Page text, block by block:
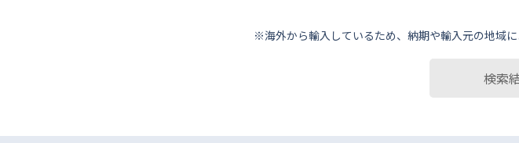
※海外から輸⼊しているため、納期や輸⼊元の地域
検索